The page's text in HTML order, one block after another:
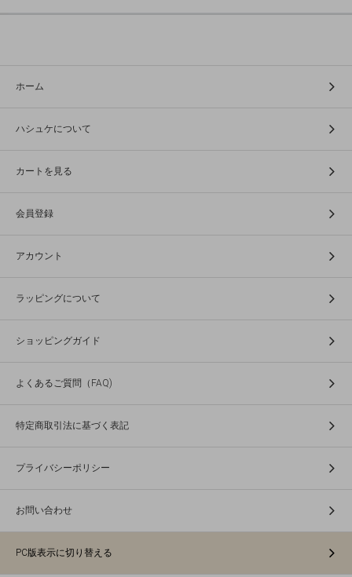
ホーム
ハシュケについて
カートを見る
会員登録
アカウント
ラッピングについて
ショッピングガイド
よくあるご質問（FAQ)
特定商取引法に基づく表記
プライバシーポリシー
お問い合わせ
PC版表示に切り替える